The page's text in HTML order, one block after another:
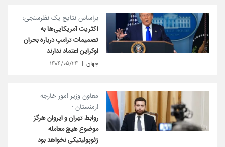
براساس نتایج یک نظرسنجی؛
اکثریت آمریکایی‌ها به
تصمیمات ترامپ درباره بحران
اوکراین اعتماد ندارند
جهان ۱۴۰۴/۰۵/۲۴
معاون وزیر امور خارجه
ارمنستان :
روابط تهران و ایروان هرگز
موضوع هیچ معامله
ژئوپولیتیکی نخواهد بود